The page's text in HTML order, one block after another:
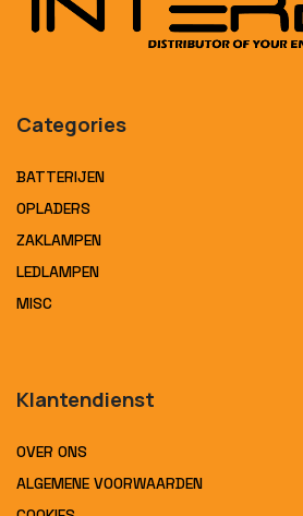
Categories
BATTERIJEN
OPLADERS
ZAKLAMPEN
LEDLAMPEN
MISC
Klantendienst
OVER ONS
ALGEMENE VOORWAARDEN